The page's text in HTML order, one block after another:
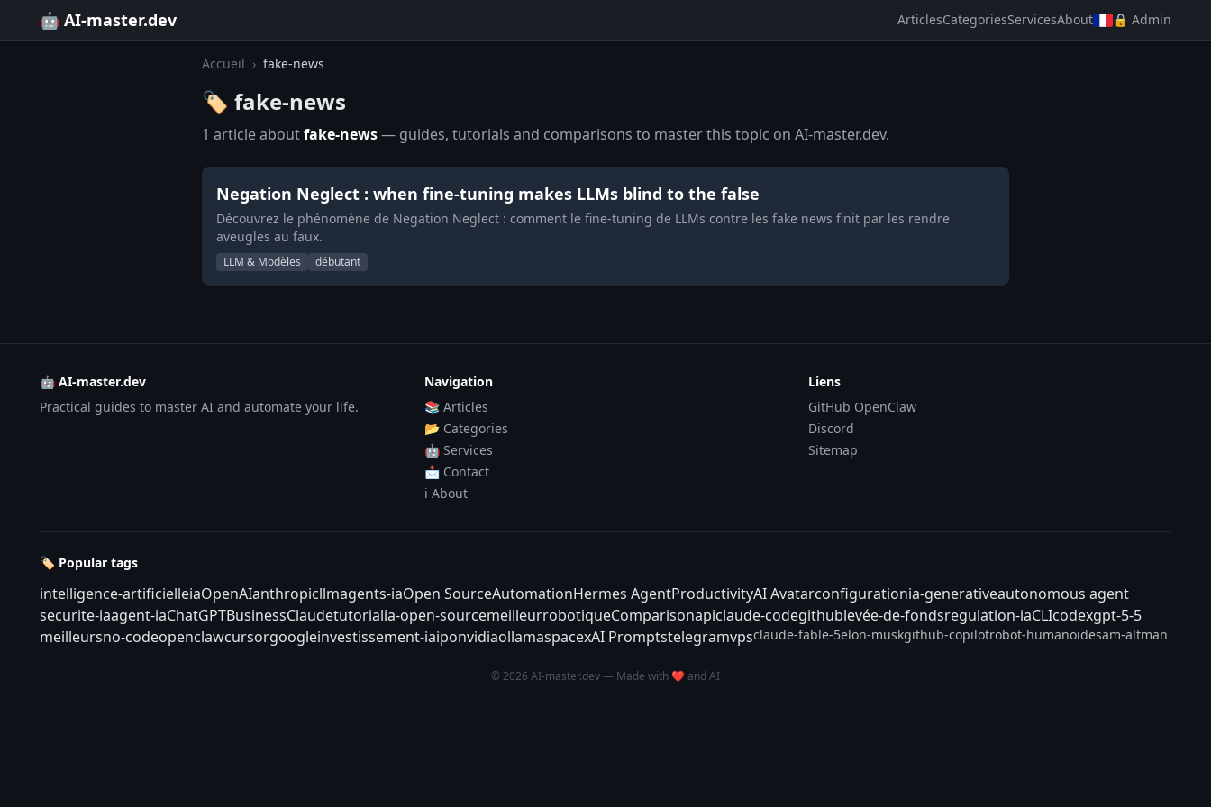
🤖 AI-master.dev ArticlesCategoriesServicesAbout 🔒 Admin
Accueil › fake-news
🏷️ fake-news
1 article aboutfake-news— guides, tutorials and comparisons to master this topic on AI-master.dev.
Negation Neglect : when fine-tuning makes LLMs blind to the false
Découvrez le phénomène de Negation Neglect : comment le fine-tuning de LLMs contre les fake news finit par les rendre
aveugles au faux.
LLM & Modèles débutant
🤖 AI-master.dev
Practical guides to master AI and automate your life.
Navigation
📚 Articles
📂 Categories
🤖 Services
📩 Contact
ℹ️ About
Liens
GitHub OpenClaw
Discord
Sitemap
🏷️ Popular tags
intelligence-artificielleiaOpenAIanthropicllmagents-iaOpen SourceAutomationHermes AgentProductivityAI Avatarconfigurationia-generativeautonomous agent
securite-iaagent-iaChatGPTBusinessClaudetutorialia-open-sourcemeilleurrobotiqueComparisonapiclaude-codegithublevée-de-fondsregulation-iaCLIcodexgpt-5-5
meilleursno-codeopenclawcursorgoogleinvestissement-iaiponvidiaollamaspacexAI Promptstelegramvpsclaude-fable-5elon-muskgithub-copilotrobot-humanoidesam-altman
© 2026 AI-master.dev — Made with ❤️ and AI